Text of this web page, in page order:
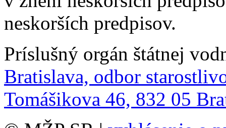
neskorších predpisov.
Príslušný orgán štátnej
Bratislava, odbor
Tomášikova 46, 832 05